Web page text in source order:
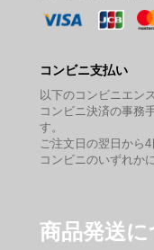
コンビニ支払い
以下のコンビニエン
コンビニ決済の事務
す。
ご注文日の翌日から
コンビニのいずれか
商品発送に